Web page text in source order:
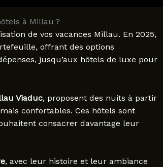
à Millau ?
de vos vacances Millau. En 2025,
offrant des options
jusqu’aux hôtels de luxe pour
Viaduc, proposent des nuits à partir
confortables. Ces hôtels sont
consacrer davantage leur
, avec leur histoire et leur ambiance